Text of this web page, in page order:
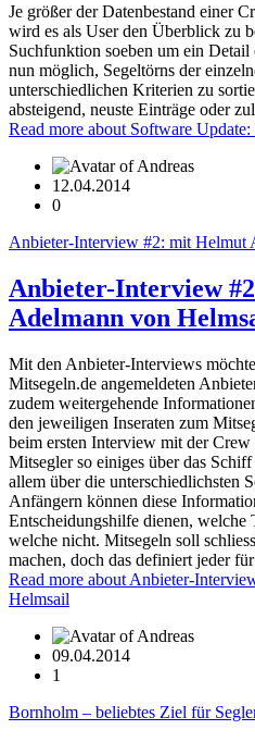
Je größer der Datenbestand einer
wird es als User den Überblick zu
Suchfunktion soeben um ein
nun möglich, Segeltörns der
unterschiedlichen Kriterien zu
absteigend, neuste Einträge oder
Read more about Software
12.04.2014
0
Anbieter-Interview #2: mit Helmut
Anbieter-Interview
Adelmann von
Mit den Anbieter-Interviews
Mitsegeln.de angemeldeten
zudem weitergehende
den jeweiligen Inseraten zum
beim ersten Interview mit der
Mitsegler so einiges über das
allem über die unterschiedlichsten
Anfängern können diese
Entscheidungshilfe dienen, welche
welche nicht. Mitsegeln soll
machen, doch das definiert jeder
Read more about Anbieter-
Helmsail
09.04.2014
1
Bornholm – beliebtes Ziel für